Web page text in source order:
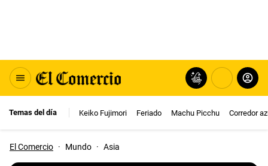
Temas del día Keiko Fujimori Feriado Machu Picchu Corredor
El Comercio · Mundo · Asia